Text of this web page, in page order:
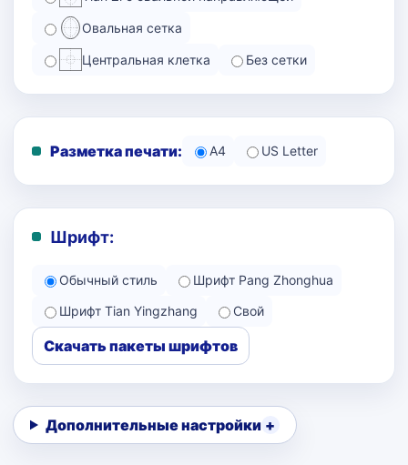
Овальная сетка
Центральная клетка Без сетки
Разметка печати: A4 US Letter
Шрифт:
Обычный стиль
Шрифт Pang Zhonghua
Шрифт Tian Yingzhang
Свой
Скачать пакеты шрифтов
Дополнительные настройки